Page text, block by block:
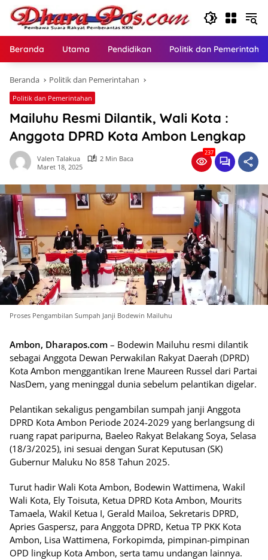
Langsung
konten
Beranda Utama Pendidikan Politik dan
Beranda Politik dan Pemerintahan
Politik dan Pemerintahan
Mailuhu Resmi Dilantik, Wali Kota :
Anggota DPRD Kota Ambon Lengkap
Valen Talakua
2 Min Baca
Maret 18, 2025
237
Proses Pengambilan Sumpah Janji Bodewin Mailuhu
Ambon, Dharapos.com – Bodewin Mailuhu resmi dilantik
sebagai Anggota Dewan Perwakilan Rakyat Daerah (DPRD)
Kota Ambon menggantikan Irene Maureen Russel dari Partai
NasDem, yang meninggal dunia sebelum pelantikan digelar.
Pelantikan sekaligus pengambilan sumpah janji Anggota
DPRD Kota Ambon Periode 2024-2029 yang berlangsung di
ruang rapat paripurna, Baeleo Rakyat Belakang Soya, Selasa
(18/3/2025), ini sesuai dengan Surat Keputusan (SK)
Gubernur Maluku No 858 Tahun 2025.
Turut hadir Wali Kota Ambon, Bodewin Wattimena, Wakil
Wali Kota, Ely Toisuta, Ketua DPRD Kota Ambon, Mourits
Tamaela, Wakil Ketua I, Gerald Mailoa, Sekretaris DPRD,
Apries Gaspersz, para Anggota DPRD, Ketua TP PKK Kota
Ambon, Lisa Wattimena, Forkopimda, pimpinan-pimpinan
OPD lingkup Kota Ambon, serta tamu undangan lainnya.